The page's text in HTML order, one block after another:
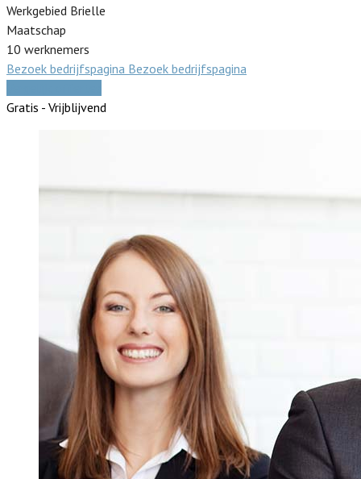
Werkgebied Brielle
Maatschap
10 werknemers
Bezoek bedrijfspagina Bezoek bedrijfspagina
Gratis - Vrijblijvend